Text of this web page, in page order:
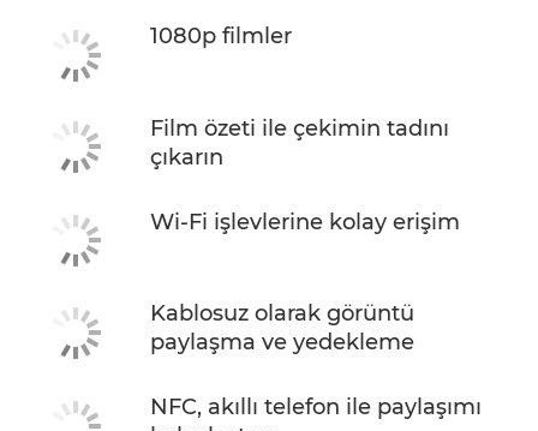
1080p filmler
Film özeti ile çekimin tadını
çıkarın
Wi-Fi işlevlerine kolay erişim
Kablosuz olarak görüntü
paylaşma ve yedekleme
NFC, akıllı telefon ile paylaşımı